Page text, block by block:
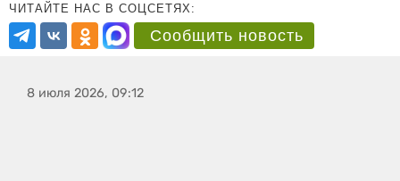
ЧИТАЙТЕ НАС В СОЦСЕТЯХ:
Сообщить новость
8 июля 2026, 09:12